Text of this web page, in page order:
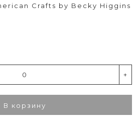
Crafts by Becky Higgins
+
В корзину